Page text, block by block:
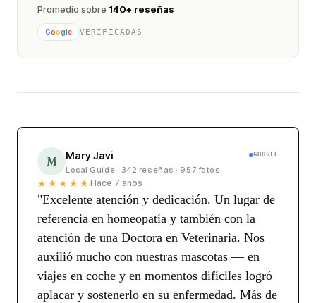
Promedio sobre 140+ reseñas
Goog e VERIFICADAS
M Mary Javi
Local Guide · 342 reseñas · 957 fotos
GOOGLE
★★★★★ Hace 7 años
"Excelente atención y dedicación. Un lugar de
referencia en homeopatía y también con la
atención de una Doctora en Veterinaria. Nos
auxilió mucho con nuestras mascotas — en
viajes en coche y en momentos difíciles logró
aplacar y sostenerlo en su enfermedad. Más de